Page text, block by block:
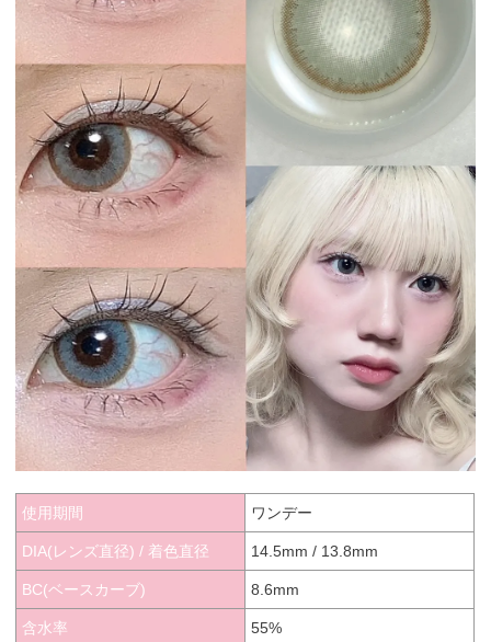
使用期間 ワンデー
DIA(レンズ直径) / 着色直径 14.5mm / 13.8mm
BC(ベースカーブ) 8.6mm
含水率 55%